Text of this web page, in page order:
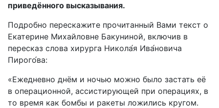
приведённого высказывания.
Подробно перескажите прочитанный Вами текст о
Екатерине Михайловне Бакуниной, включив в
пересказ слова хирурга Никола́я Ива́новича
Пирого́ва:
«Ежедневно днём и ночью можно было застать её
в операционной, ассистирующей при операциях, в
то время как бомбы и ракеты ложились кругом.